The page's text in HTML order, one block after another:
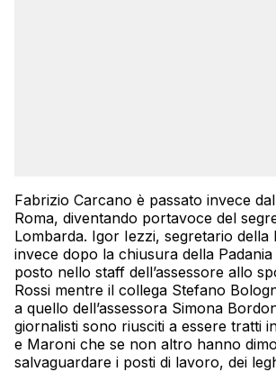
Fabrizio Carcano è passato invece
Roma, diventando portavoce del
Lombarda. Igor Iezzi, segretario della
invece dopo la chiusura della
posto nello staff dell’assessore allo
Rossi mentre il collega Stefano
a quello dell’assessora Simona
giornalisti sono riusciti a essere tratti
e Maroni che se non altro hanno
salvaguardare i posti di lavoro, dei